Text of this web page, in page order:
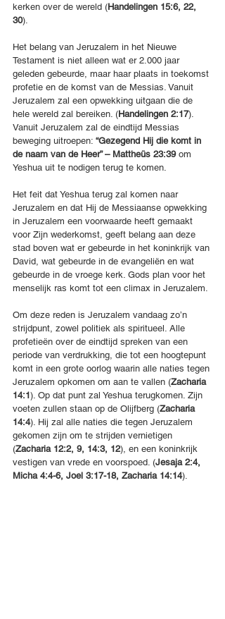
kerken over de wereld (Handelingen 15:6, 22,
30).
Het belang van Jeruzalem in het Nieuwe
Testament is niet alleen wat er 2.000 jaar
geleden gebeurde, maar haar plaats in toekomst
profetie en de komst van de Messias. Vanuit
Jeruzalem zal een opwekking uitgaan die de
hele wereld zal bereiken. (Handelingen 2:17).
Vanuit Jeruzalem zal de eindtijd Messias
beweging uitroepen: “Gezegend Hij die komt in
de naam van de Heer” – Mattheüs 23:39 om
Yeshua uit te nodigen terug te komen.
Het feit dat Yeshua terug zal komen naar
Jeruzalem en dat Hij de Messiaanse opwekking
in Jeruzalem een voorwaarde heeft gemaakt
voor Zijn wederkomst, geeft belang aan deze
stad boven wat er gebeurde in het koninkrijk van
David, wat gebeurde in de evangeliën en wat
gebeurde in de vroege kerk. Gods plan voor het
menselijk ras komt tot een climax in Jeruzalem.
Om deze reden is Jeruzalem vandaag zo’n
strijdpunt, zowel politiek als spiritueel. Alle
profetieën over de eindtijd spreken van een
periode van verdrukking, die tot een hoogtepunt
komt in een grote oorlog waarin alle naties tegen
Jeruzalem opkomen om aan te vallen (Zacharia
14:1). Op dat punt zal Yeshua terugkomen. Zijn
voeten zullen staan op de Olijfberg (Zacharia
14:4). Hij zal alle naties die tegen Jeruzalem
gekomen zijn om te strijden vernietigen
(Zacharia 12:2, 9, 14:3, 12), en een koninkrijk
vestigen van vrede en voorspoed. (Jesaja 2:4,
Micha 4:4-6, Joel 3:17-18, Zacharia 14:14).